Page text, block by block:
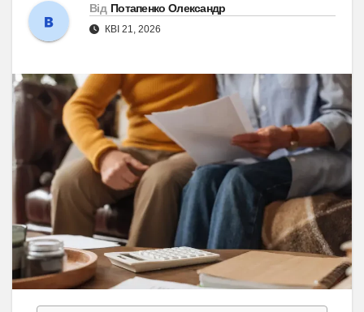
Від Потапенко Олександр
КВІ 21, 2026